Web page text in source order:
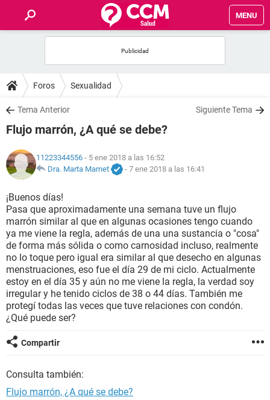
MENU
FOROS
SALUD
FAMILIA
NUTRICIÓN
BIENESTAR
SEXUALIDAD
GLOSARIO
Foros Sexualidad
Tema Anterior Siguiente Tema
Flujo marrón, ¿A qué se debe?
11223344556 - 5 ene 2018 a las 16:52
Dra. Marta Marnet
- 7 ene 2018 a las 16:41
¡Buenos días!
Pasa que aproximadamente una semana tuve un flujo
marrón similar al que en algunas ocasiones tengo cuando
ya me viene la regla, además de una una sustancia o "cosa"
de forma más sólida o como carnosidad incluso, realmente
no lo toque pero igual era similar al que desecho en algunas
menstruaciones, eso fue el día 29 de mi ciclo. Actualmente
estoy en el día 35 y aún no me viene la regla, la verdad soy
irregular y he tenido ciclos de 38 o 44 días. También me
protegí todas las veces que tuve relaciones con condón.
¿Qué puede ser?
Compartir
Consulta también:
Flujo marrón, ¿A qué se debe?